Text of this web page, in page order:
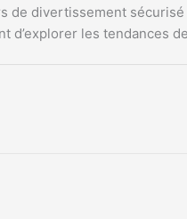
de divertissement
les tendances